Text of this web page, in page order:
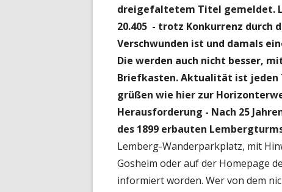
dreigefaltetem Titel gemeldet.
20.405 - trotz Konkurrenz durch
Verschwunden ist und damals
Die werden auch nicht besser,
Briefkasten.Aktualität ist jeden
grüßen wie hier zur
Herausforderung - Nach 25
des 1899 erbauten
Lemberg-Wanderparkplatz, mit
Gosheim oder auf der Homepage
informiert worden. Wer von dem